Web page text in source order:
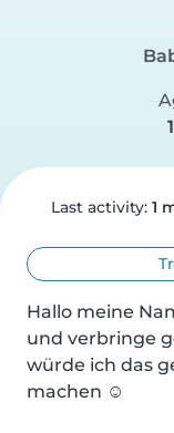
Last activity: 1
Hallo meine
und verbringe
würde ich das
machen ☺️